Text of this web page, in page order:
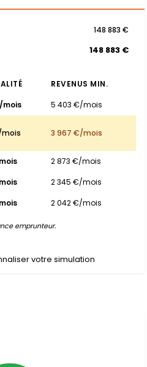
148 883 €
148 883 €
REVENUS MIN.
mois
5 403 €/mois
mois 3 967 €/mois
2 873 €/mois
2 345 €/mois
2 042 €/mois
emprunteur.
votre simulation